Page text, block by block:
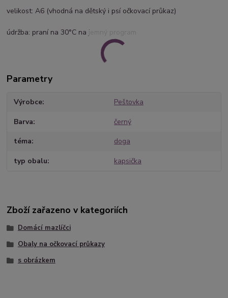
velikost: A6 (vhodná na dětský i psí očkovací průkaz)
údržba: praní na 30°C na jemný program
Parametry
Výrobce Peštovka
Barva černý
téma doga
typ obalu kapsička
Zboží zařazeno v kategoriích
Domácí mazlíčci
Obaly na očkovací průkazy
s obrázkem